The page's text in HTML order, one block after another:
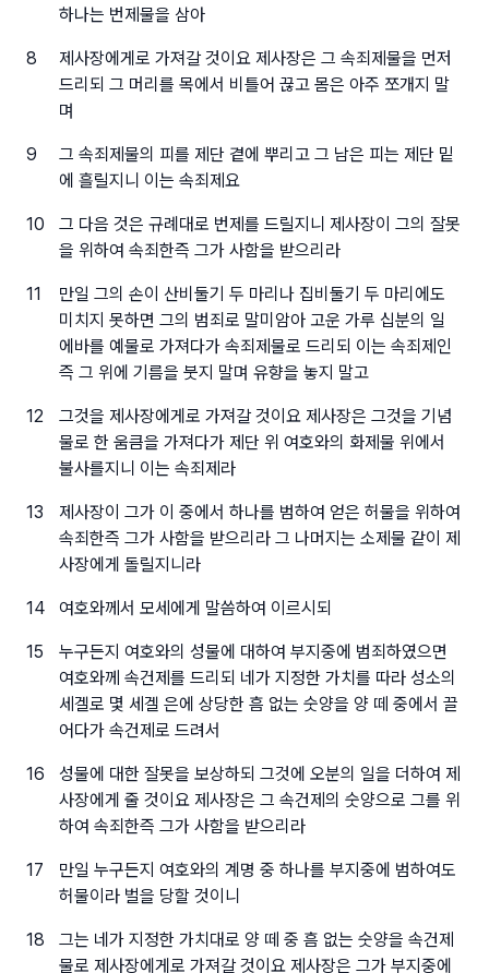
하나는 번제물을 삼아
8
제사장에게로 가져갈 것이요 제사장은 그 속죄제물을 먼저
드리되 그 머리를 목에서 비틀어 끊고 몸은 아주 쪼개지 말
며
9
그 속죄제물의 피를 제단 곁에 뿌리고 그 남은 피는 제단 밑
에 흘릴지니 이는 속죄제요
10
그 다음 것은 규례대로 번제를 드릴지니 제사장이 그의 잘못
을 위하여 속죄한즉 그가 사함을 받으리라
11
만일 그의 손이 산비둘기 두 마리나 집비둘기 두 마리에도
미치지 못하면 그의 범죄로 말미암아 고운 가루 십분의 일
에바를 예물로 가져다가 속죄제물로 드리되 이는 속죄제인
즉 그 위에 기름을 붓지 말며 유향을 놓지 말고
12
그것을 제사장에게로 가져갈 것이요 제사장은 그것을 기념
물로 한 움큼을 가져다가 제단 위 여호와의 화제물 위에서
불사를지니 이는 속죄제라
13
제사장이 그가 이 중에서 하나를 범하여 얻은 허물을 위하여
속죄한즉 그가 사함을 받으리라 그 나머지는 소제물 같이 제
사장에게 돌릴지니라
14 여호와께서 모세에게 말씀하여 이르시되
15
누구든지 여호와의 성물에 대하여 부지중에 범죄하였으면
여호와께 속건제를 드리되 네가 지정한 가치를 따라 성소의
세겔로 몇 세겔 은에 상당한 흠 없는 숫양을 양 떼 중에서 끌
어다가 속건제로 드려서
16
성물에 대한 잘못을 보상하되 그것에 오분의 일을 더하여 제
사장에게 줄 것이요 제사장은 그 속건제의 숫양으로 그를 위
하여 속죄한즉 그가 사함을 받으리라
17
만일 누구든지 여호와의 계명 중 하나를 부지중에 범하여도
허물이라 벌을 당할 것이니
18
그는 네가 지정한 가치대로 양 떼 중 흠 없는 숫양을 속건제
물로 제사장에게로 가져갈 것이요 제사장은 그가 부지중에